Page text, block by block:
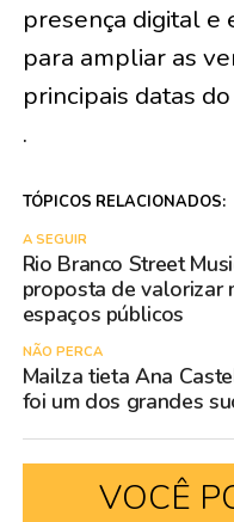
presença digital e
para ampliar as
principais datas
.
TÓPICOS RELACIONADOS:
A SEGUIR
Rio Branco Street
proposta de valorizar
espaços públicos
NÃO PERCA
Mailza tieta Ana
foi um dos grandes
VOCÊ